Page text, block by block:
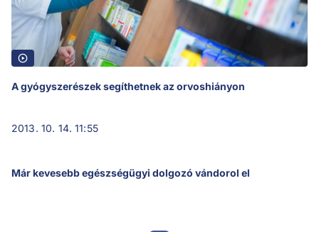
A gyógyszerészek segíthetnek az orvoshiányon
2013. 10. 14. 11:55
Már kevesebb egészségügyi dolgozó vándorol el